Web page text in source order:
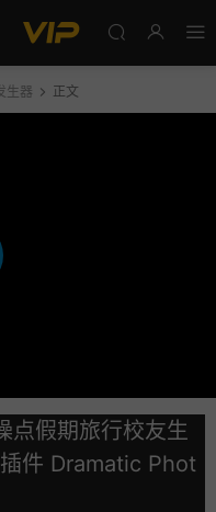
生器 正文
点假期旅行校友生
件 Dramatic Phot